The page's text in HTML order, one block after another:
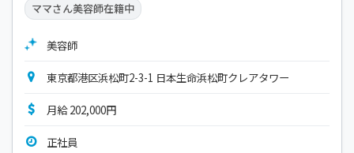
ママさん美容師在籍中
美容師
東京都港区浜松町2-3-1 日本生命浜松町クレアタワー
月給 202,000円
正社員